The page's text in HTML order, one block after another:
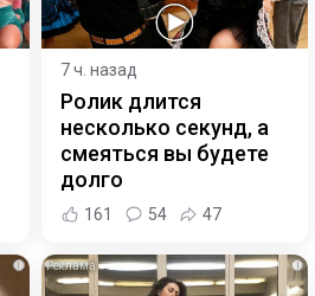
7 ч. назад
Ролик длится
несколько секунд, а
смеяться вы будете
долго
161 54 47
i i